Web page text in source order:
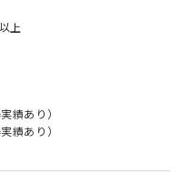
上
績あり）
績あり）